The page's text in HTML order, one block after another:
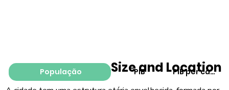
População PIB PIB per capita
Size and Location